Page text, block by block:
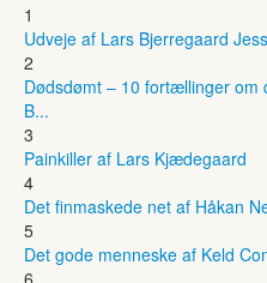
1
Udveje af Lars Bjerregaard
2
Dødsdømt – 10 fortællinger om
B...
3
Painkiller af Lars Kjædegaard
4
Det finmaskede net af Håkan
5
Det gode menneske af Keld
6